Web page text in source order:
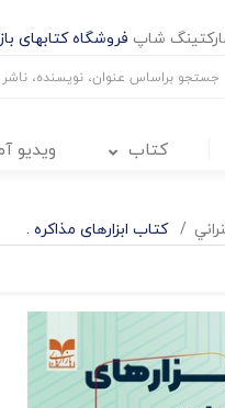
شاپ فروشگاه کتابهای
کتاب ویدیو
کتاب ابزارهای مذاکره .